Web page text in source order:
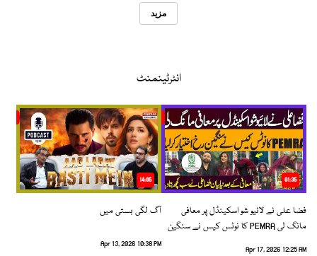
مزید
انٹرٹینمنٹ
01:35
فضا علی نے لائیو شو اسکینڈل پر معافی
مانگ لی PEMRA کا نوٹس کیس نے سنگین
Apr 17, 2026 12:25 AM
14:05
آگ لگی بستی میں
Apr 13, 2026 10:38 PM